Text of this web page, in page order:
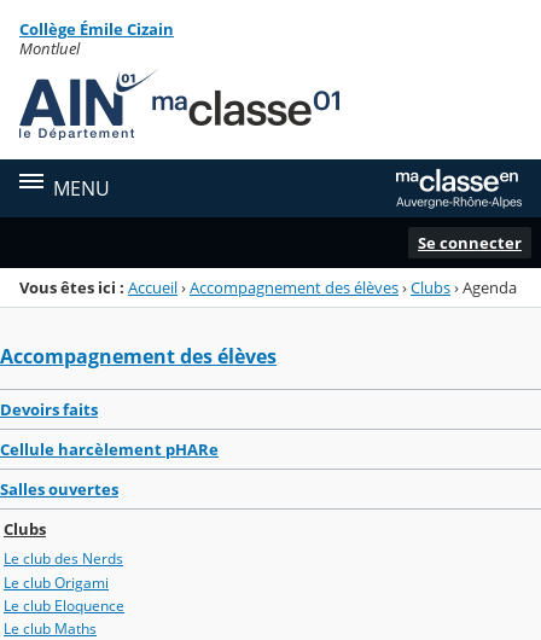
Menu de la rubrique
Contenu
Collège Émile Cizain
Montluel
MENU
Se connecter
Vous êtes ici : Accueil›Accompagnement des élèves›Clubs›Agenda
Accompagnement des élèves
Devoirs faits
Cellule harcèlement pHARe
Salles ouvertes
Clubs
Le club des Nerds
Le club Origami
Le club Eloquence
Le club Maths